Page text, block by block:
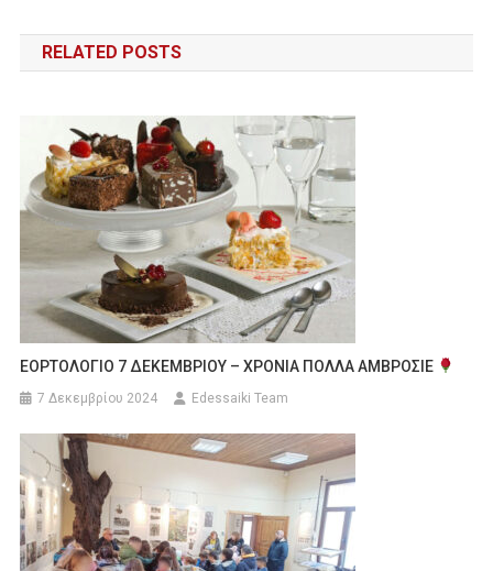
άρθρων
RELATED POSTS
ΕΟΡΤΟΛΟΓΙΟ 7 ΔΕΚΕΜΒΡΙΟΥ – ΧΡΟΝΙΑ ΠΟΛΛΑ ΑΜΒΡΟΣΙΕ
7 Δεκεμβρίου 2024 Edessaiki Team